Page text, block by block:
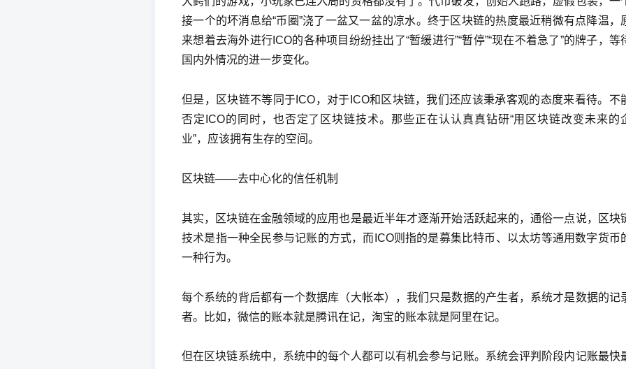
接一个的坏消息给“币圈”浇了一盆又一盆的凉水。终于区块链的热度最近稍微有点降温，
来想着去海外进行ICO的各种项目纷纷挂出了“暂缓进行”“暂停”“现在不着急了”的牌子，等
国内外情况的进一步变化。
但是，区块链不等同于ICO，对于ICO和区块链，我们还应该秉承客观的态度来看待。不
否定ICO的同时，也否定了区块链技术。那些正在认认真真钻研“用区块链改变未来的
业”，应该拥有生存的空间。
区块链——去中心化的信任机制
其实，区块链在金融领域的应用也是最近半年才逐渐开始活跃起来的，通俗一点说，区块
技术是指一种全民参与记账的方式，而ICO则指的是募集比特币、以太坊等通用数字货币
一种行为。
每个系统的背后都有一个数据库（大帐本），我们只是数据的产生者，系统才是数据的记
者。比如，微信的账本就是腾讯在记，淘宝的账本就是阿里在记。
但在区块链系统中，系统中的每个人都可以有机会参与记账。系统会评判阶段内记账最快